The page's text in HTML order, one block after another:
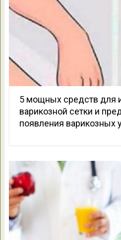
5 мощных средств для
варикозной сетки и
появления варикозных